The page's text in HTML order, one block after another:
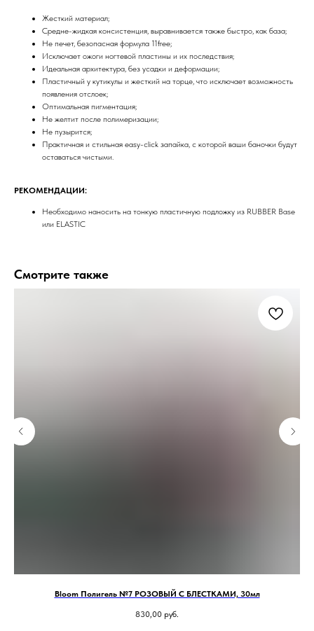
Жесткий материал;
Средне-жидкая консистенция, выравнивается также быстро, как база;
Не печет, безопасная формула 11free;
Исключает ожоги ногтевой пластины и их последствия;
Идеальная архитектура, без усадки и деформации;
Пластичный у кутикулы и жесткий на торце, что исключает возможность
появления отслоек;
Оптимальная пигментация;
Не желтит после полимеризации;
Не пузырится;
Практичная и стильная easy-click запайка, с которой ваши баночки будут
оставаться чистыми.
РЕКОМЕНДАЦИИ:
Необходимо наносить на тонкую пластичную подложку из RUBBER Base
или ELASTIC
Смотрите также
Bloom Полигель №7 РОЗОВЫЙ С БЛЕСТКАМИ, 30мл
830,00 руб.